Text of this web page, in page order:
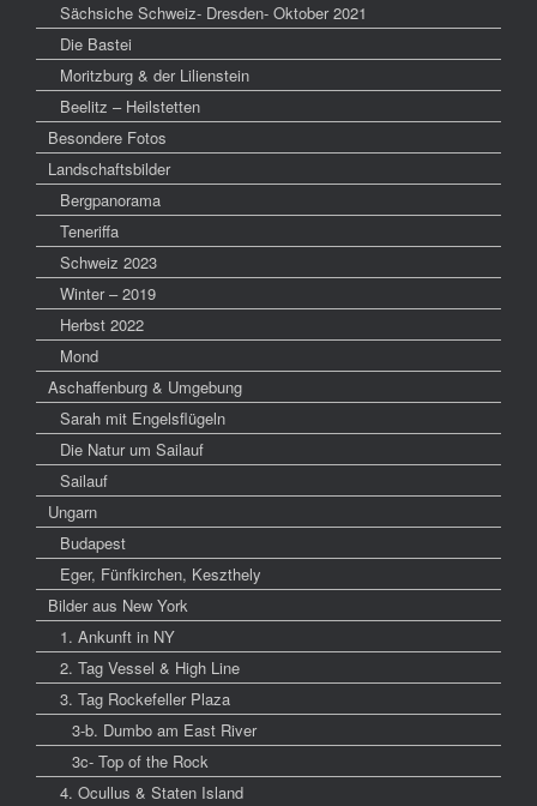
Sächsiche Schweiz- Dresden- Oktober 2021
Die Bastei
Moritzburg & der Lilienstein
Beelitz – Heilstetten
Besondere Fotos
Landschaftsbilder
Bergpanorama
Teneriffa
Schweiz 2023
Winter – 2019
Herbst 2022
Mond
Aschaffenburg & Umgebung
Sarah mit Engelsflügeln
Die Natur um Sailauf
Sailauf
Ungarn
Budapest
Eger, Fünfkirchen, Keszthely
Bilder aus New York
1. Ankunft in NY
2. Tag Vessel & High Line
3. Tag Rockefeller Plaza
3-b. Dumbo am East River
3c- Top of the Rock
4. Ocullus & Staten Island